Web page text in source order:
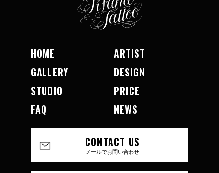
HOME
ARTIST
GALLERY
DESIGN
STUDIO
PRICE
FAQ
NEWS
CONTACT US
メールでお問い合わせ